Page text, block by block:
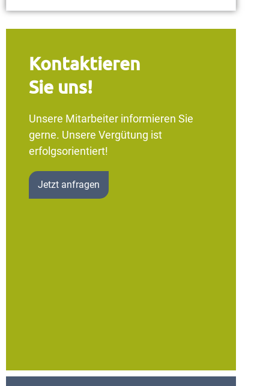
Kontaktieren
Sie uns!
Unsere Mitarbeiter informieren Sie
gerne. Unsere Vergütung ist
erfolgsorientiert!
Jetzt anfragen